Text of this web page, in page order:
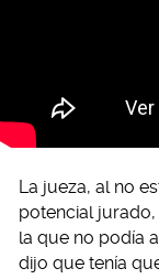
La jueza, al no
potencial
la que no podía
dijo que tenía